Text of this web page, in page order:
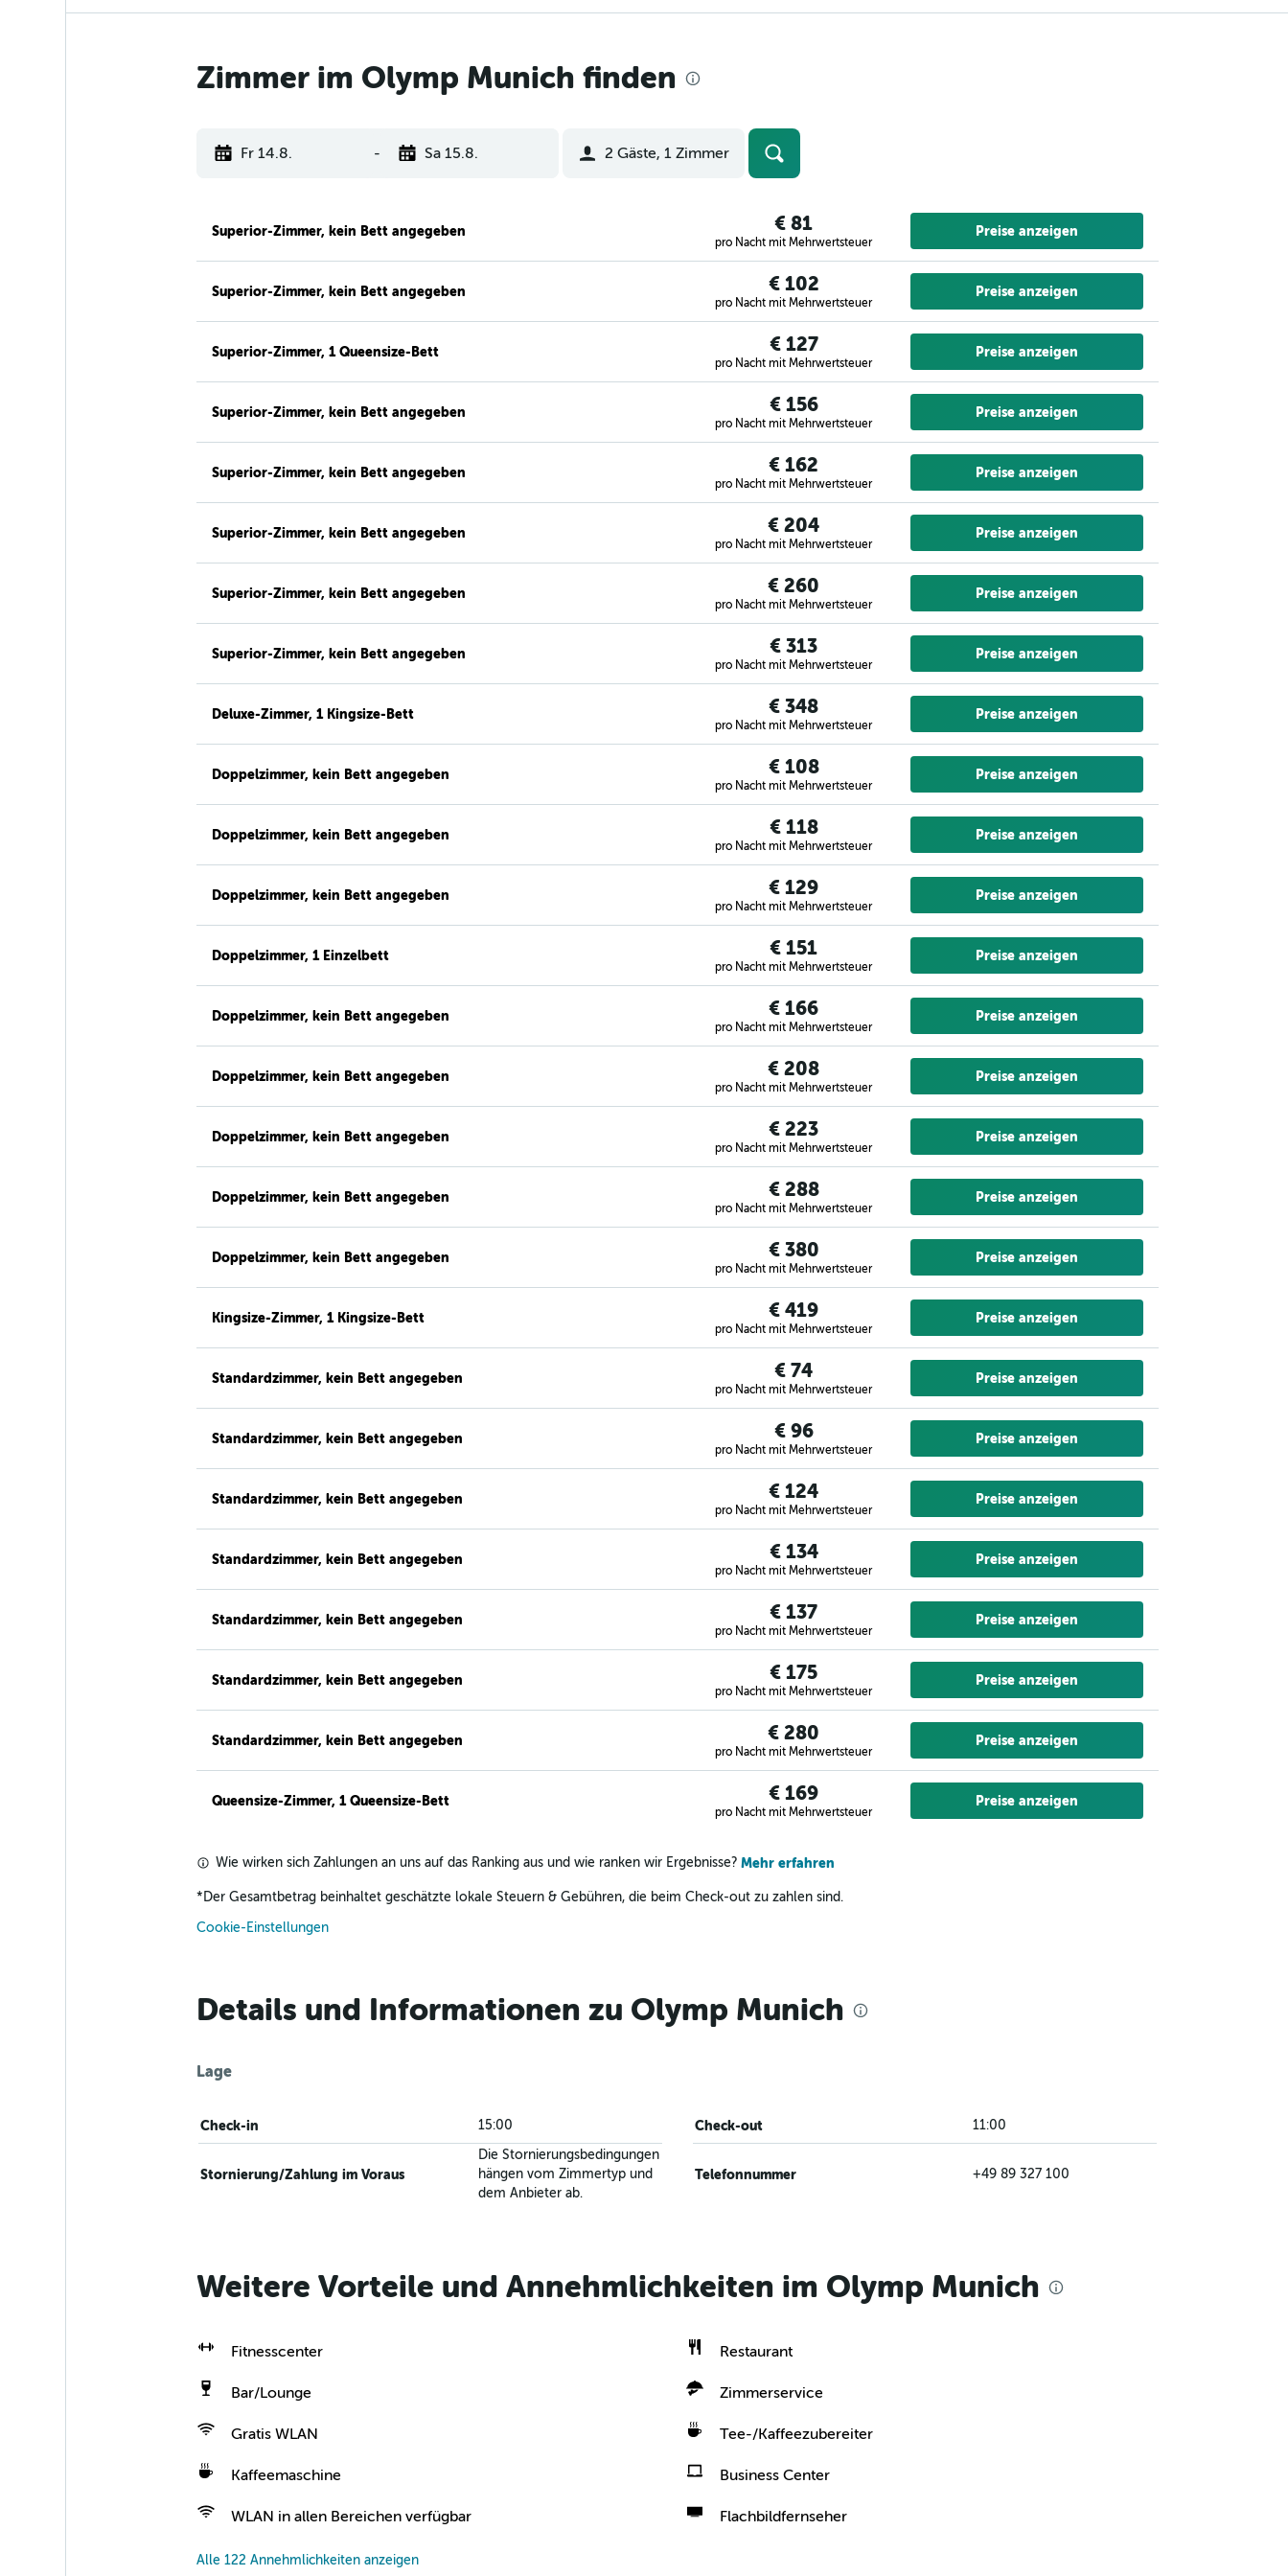
Zimmer im Olymp Munich finden
Fr 14.8. - Sa 15.8. 2 Gäste, 1 Zimmer
Superior-Zimmer, kein Bett angegeben € 81
pro Nacht mit Mehrwertsteuer
Preise anzeigen
Superior-Zimmer, kein Bett angegeben € 102
pro Nacht mit Mehrwertsteuer
Preise anzeigen
Superior-Zimmer, 1 Queensize-Bett € 127
pro Nacht mit Mehrwertsteuer
Preise anzeigen
Superior-Zimmer, kein Bett angegeben € 156
pro Nacht mit Mehrwertsteuer
Preise anzeigen
Superior-Zimmer, kein Bett angegeben € 162
pro Nacht mit Mehrwertsteuer
Preise anzeigen
Superior-Zimmer, kein Bett angegeben € 204
pro Nacht mit Mehrwertsteuer
Preise anzeigen
Superior-Zimmer, kein Bett angegeben € 260
pro Nacht mit Mehrwertsteuer
Preise anzeigen
Superior-Zimmer, kein Bett angegeben € 313
pro Nacht mit Mehrwertsteuer
Preise anzeigen
Deluxe-Zimmer, 1 Kingsize-Bett € 348
pro Nacht mit Mehrwertsteuer
Preise anzeigen
Doppelzimmer, kein Bett angegeben € 108
pro Nacht mit Mehrwertsteuer
Preise anzeigen
Doppelzimmer, kein Bett angegeben € 118
pro Nacht mit Mehrwertsteuer
Preise anzeigen
Doppelzimmer, kein Bett angegeben € 129
pro Nacht mit Mehrwertsteuer
Preise anzeigen
Doppelzimmer, 1 Einzelbett € 151
pro Nacht mit Mehrwertsteuer
Preise anzeigen
Doppelzimmer, kein Bett angegeben € 166
pro Nacht mit Mehrwertsteuer
Preise anzeigen
Doppelzimmer, kein Bett angegeben € 208
pro Nacht mit Mehrwertsteuer
Preise anzeigen
Doppelzimmer, kein Bett angegeben € 223
pro Nacht mit Mehrwertsteuer
Preise anzeigen
Doppelzimmer, kein Bett angegeben € 288
pro Nacht mit Mehrwertsteuer
Preise anzeigen
Doppelzimmer, kein Bett angegeben € 380
pro Nacht mit Mehrwertsteuer
Preise anzeigen
Kingsize-Zimmer, 1 Kingsize-Bett € 419
pro Nacht mit Mehrwertsteuer
Preise anzeigen
Standardzimmer, kein Bett angegeben € 74
pro Nacht mit Mehrwertsteuer
Preise anzeigen
Standardzimmer, kein Bett angegeben € 96
pro Nacht mit Mehrwertsteuer
Preise anzeigen
Standardzimmer, kein Bett angegeben € 124
pro Nacht mit Mehrwertsteuer
Preise anzeigen
Standardzimmer, kein Bett angegeben € 134
pro Nacht mit Mehrwertsteuer
Preise anzeigen
Standardzimmer, kein Bett angegeben € 137
pro Nacht mit Mehrwertsteuer
Preise anzeigen
Standardzimmer, kein Bett angegeben € 175
pro Nacht mit Mehrwertsteuer
Preise anzeigen
Standardzimmer, kein Bett angegeben € 280
pro Nacht mit Mehrwertsteuer
Preise anzeigen
Queensize-Zimmer, 1 Queensize-Bett € 169
pro Nacht mit Mehrwertsteuer
Preise anzeigen
Wie wirken sich Zahlungen an uns auf das Ranking aus und wie ranken wir Ergebnisse? Mehr erfahren
* Der Gesamtbetrag beinhaltet geschätzte lokale Steuern & Gebühren, die beim Check-out zu zahlen sind.
Cookie-Einstellungen
Details und Informationen zu Olymp Munich
Lage
Check-in 15:00 Check-out 11:00
Stornierung/Zahlung im Voraus
Die Stornierungsbedingungen
hängen vom Zimmertyp und
dem Anbieter ab.
Telefonnummer +49 89 327 100
Weitere Vorteile und Annehmlichkeiten im Olymp Munich
Fitnesscenter Restaurant
Bar/Lounge Zimmerservice
Gratis WLAN Tee-/Kaffeezubereiter
Kaffeemaschine Business Center
WLAN in allen Bereichen verfügbar Flachbildfernseher
Alle 122 Annehmlichkeiten anzeigen